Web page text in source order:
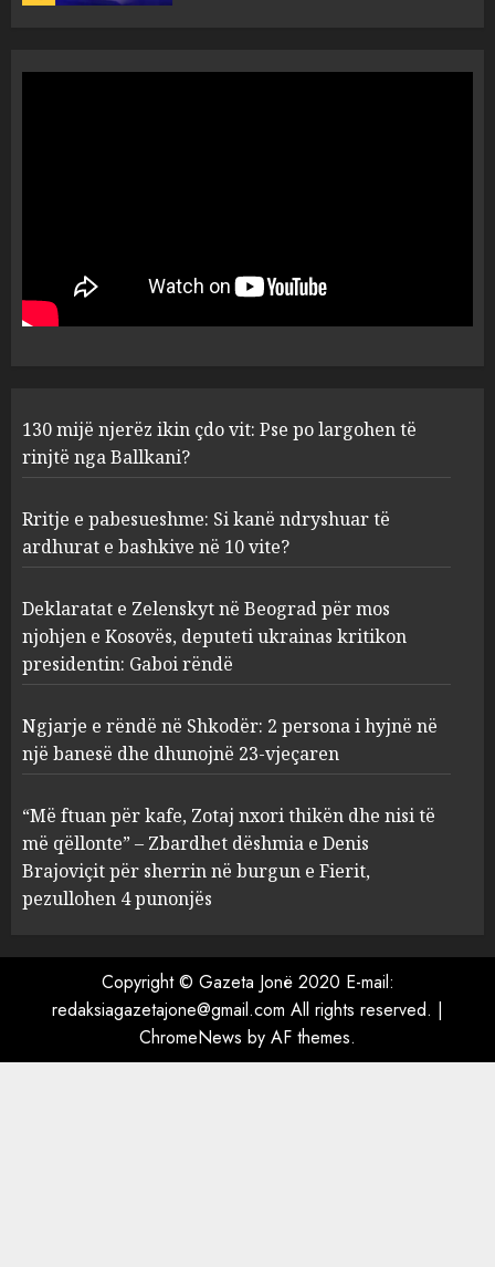
1
Ballkani?
2
ndryshuar të ardhurat e
bashkive në 10 vite?
3
Beograd për mos njohjen e
Kosovës, deputeti ukrainas
kritikon presidentin: Gaboi
rëndë
4
Ngjarje e rëndë në Shkodër: 2
persona i hyjnë në një banesë
dhe dhunojnë 23-vjeçaren
AUGUST 10, 2026
qëllonte” – Zbardhet dëshmia
e Denis Brajoviçit për sherrin
në burgun e Fierit, pezullohen
4 punonjës
130 mijë njerëz ikin çdo vit: Pse po largohen të
rinjtë nga Ballkani?
Rritje e pabesueshme: Si kanë ndryshuar të
ardhurat e bashkive në 10 vite?
Deklaratat e Zelenskyt në Beograd për mos
njohjen e Kosovës, deputeti ukrainas kritikon
presidentin: Gaboi rëndë
Ngjarje e rëndë në Shkodër: 2 persona i hyjnë në
një banesë dhe dhunojnë 23-vjeçaren
“Më ftuan për kafe, Zotaj nxori thikën dhe nisi të
më qëllonte” – Zbardhet dëshmia e Denis
Brajoviçit për sherrin në burgun e Fierit,
pezullohen 4 punonjës
Copyright © Gazeta Jonë 2020 E-mail:
redaksiagazetajone@gmail.com All rights reserved. |
ChromeNews by AF themes.